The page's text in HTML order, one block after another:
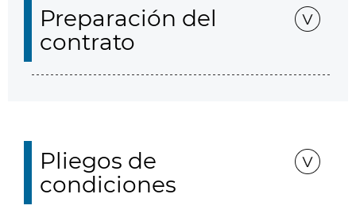
Preparación del
contrato
Pliegos de
condiciones